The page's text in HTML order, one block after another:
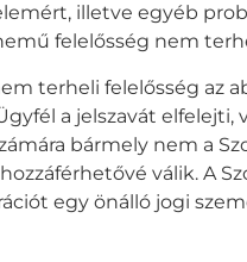
illetve egyéb
felelősség nem
terheli felelősség az
a jelszavát elfelejti,
bármely nem a
válik. A
egy önálló jogi